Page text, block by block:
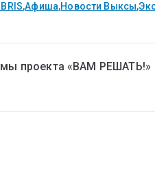
,Афиша,Новости Выксы,
проекта «ВАМ РЕШАТЬ!»